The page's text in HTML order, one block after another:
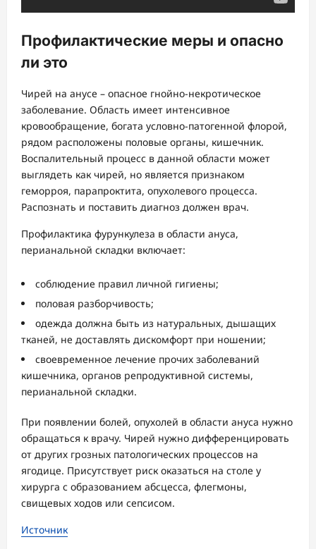
Профилактические меры и опасно
ли это
Чирей на анусе – опасное гнойно-некротическое
заболевание. Область имеет интенсивное
кровообращение, богата условно-патогенной флорой,
рядом расположены половые органы, кишечник.
Воспалительный процесс в данной области может
выглядеть как чирей, но является признаком
геморроя, парапроктита, опухолевого процесса.
Распознать и поставить диагноз должен врач.
Профилактика фурункулеза в области ануса,
перианальной складки включает:
соблюдение правил личной гигиены;
половая разборчивость;
одежда должна быть из натуральных, дышащих
тканей, не доставлять дискомфорт при ношении;
своевременное лечение прочих заболеваний
кишечника, органов репродуктивной системы,
перианальной складки.
При появлении болей, опухолей в области ануса нужно
обращаться к врачу. Чирей нужно дифференцировать
от других грозных патологических процессов на
ягодице. Присутствует риск оказаться на столе у
хирурга с образованием абсцесса, флегмоны,
свищевых ходов или сепсисом.
Источник